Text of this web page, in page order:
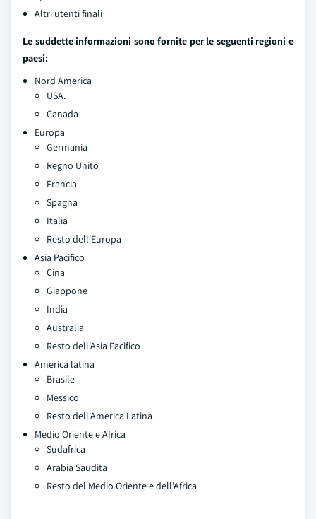
Altri utenti finali
Le suddette informazioni sono fornite per le seguenti regioni e
paesi:
Nord America
USA.
Canada
Europa
Germania
Regno Unito
Francia
Spagna
Italia
Resto dell'Europa
Asia Pacifico
Cina
Giappone
India
Australia
Resto dell'Asia Pacifico
America latina
Brasile
Messico
Resto dell'America Latina
Medio Oriente e Africa
Sudafrica
Arabia Saudita
Resto del Medio Oriente e dell'Africa